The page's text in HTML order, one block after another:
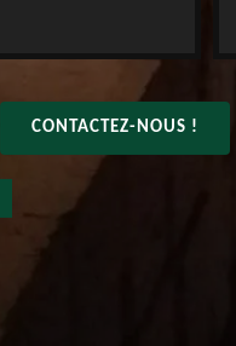
CONTACTEZ-NOUS !